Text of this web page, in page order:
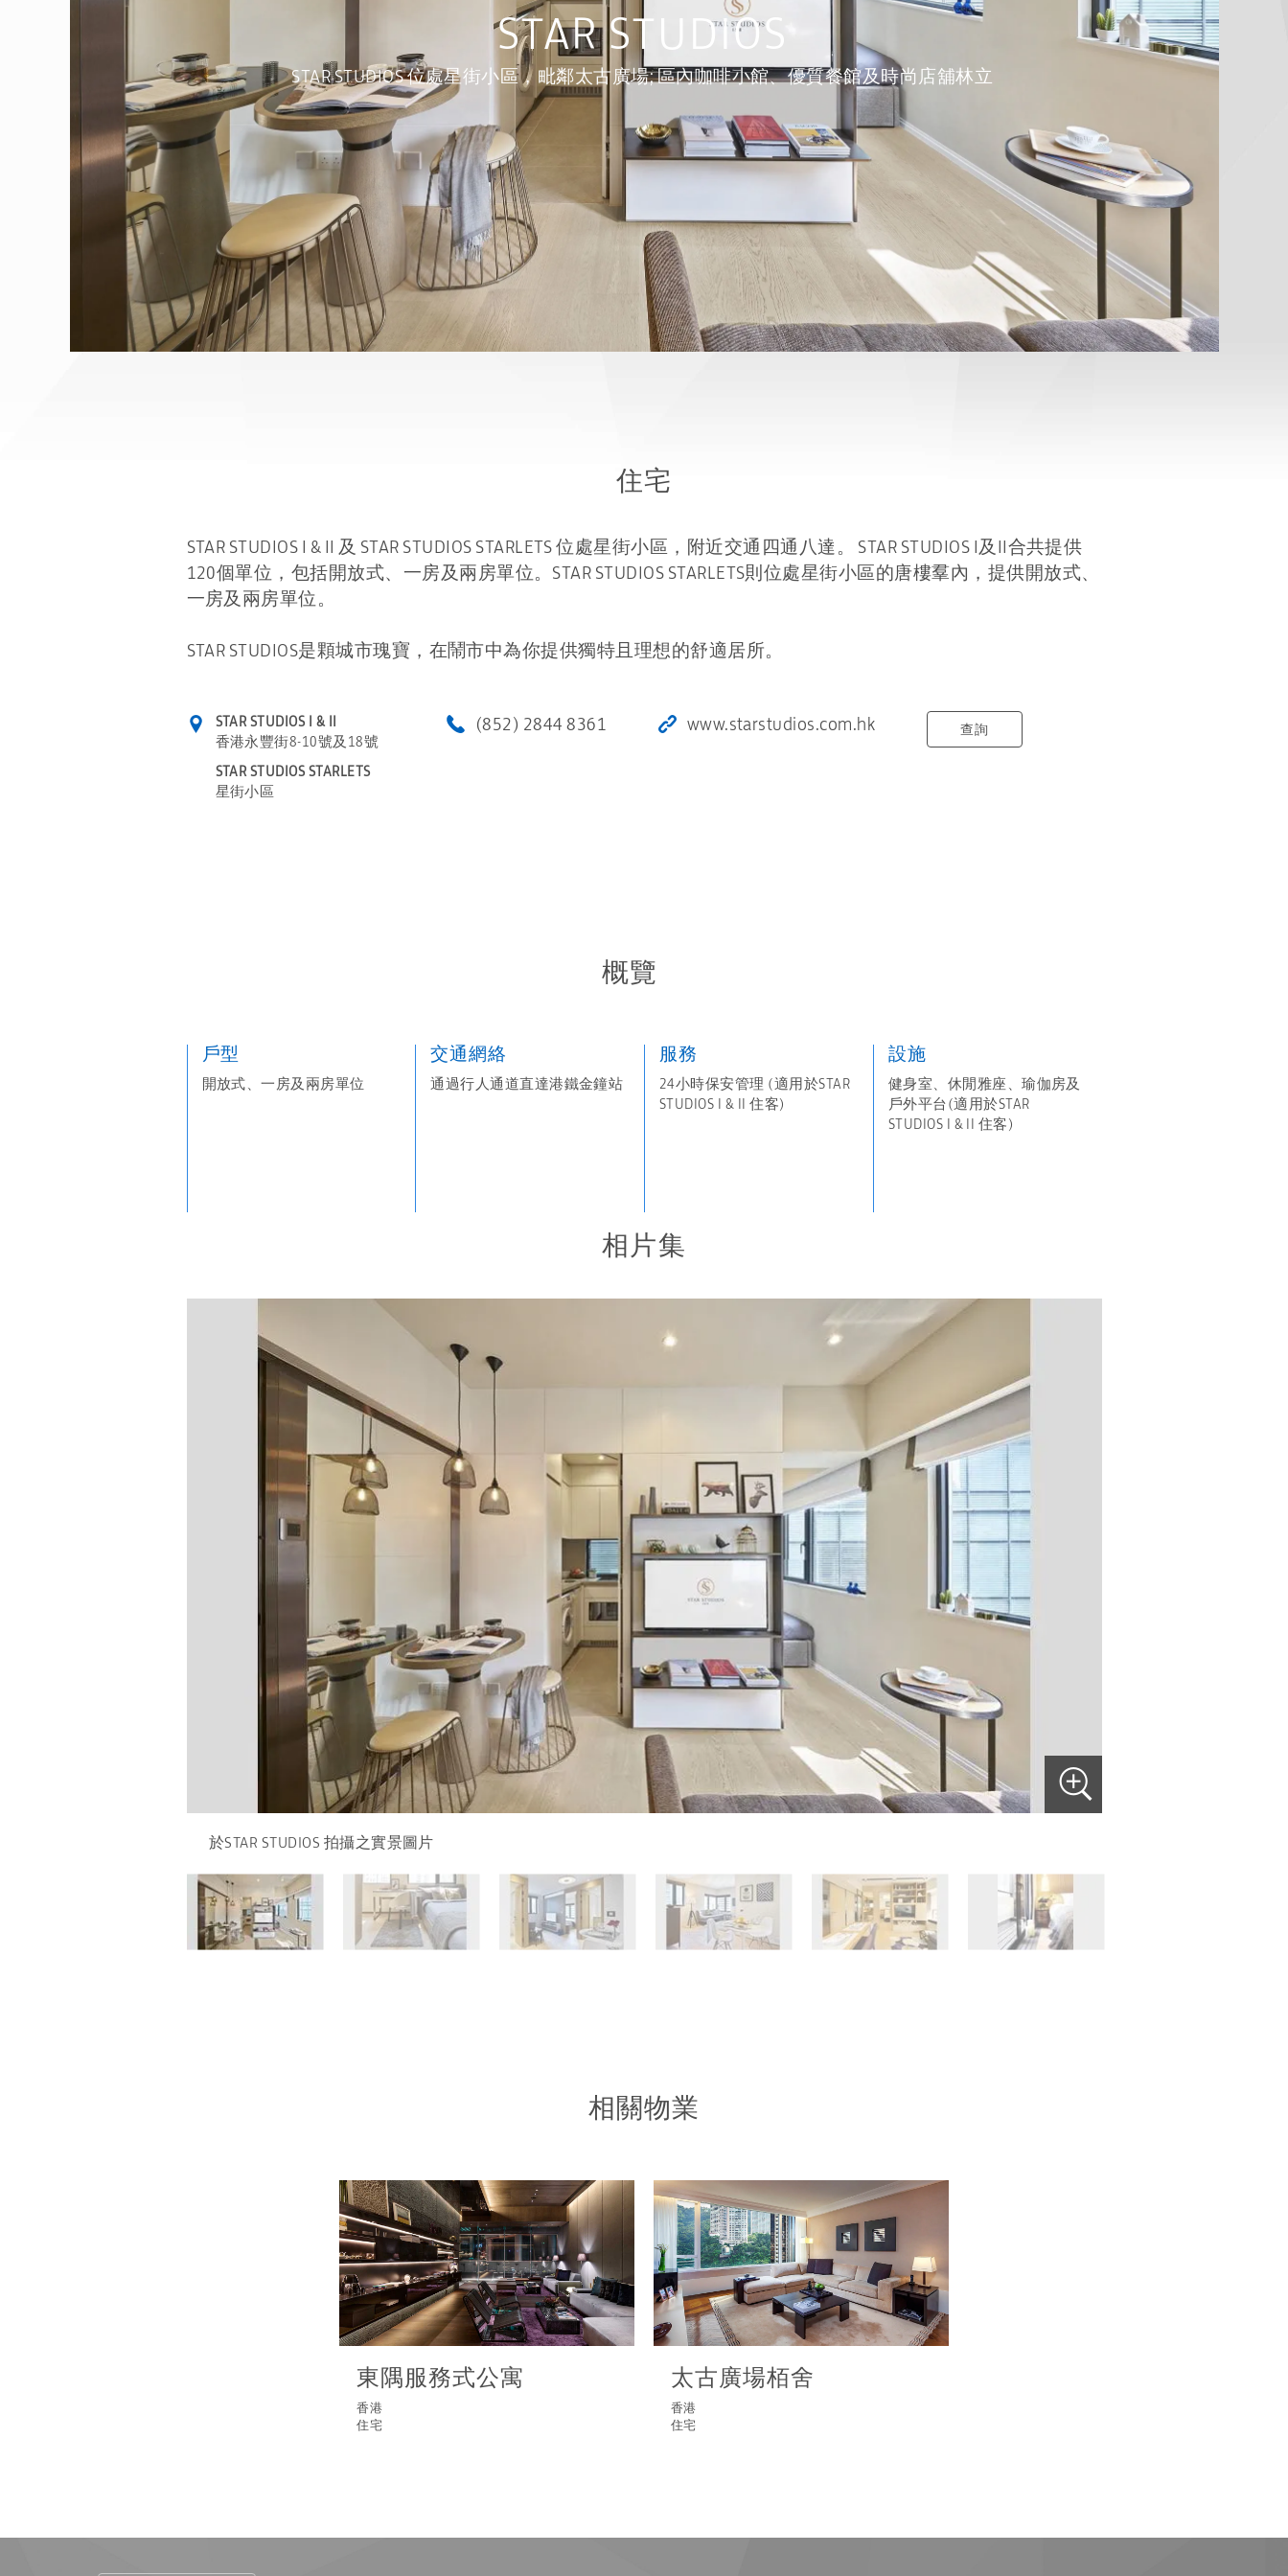
STAR STUDIOS
STAR STUDIOS 位處星街小區，毗鄰太古廣場; 區內咖啡小館、優質餐館及時尚店舖林立
住宅
STAR STUDIOS I & II 及 STAR STUDIOS STARLETS 位處星街小區，附近交通四通八達。 STAR STUDIOS I及II合共提供
120個單位，包括開放式、一房及兩房單位。STAR STUDIOS STARLETS則位處星街小區的唐樓羣內，提供開放式、
一房及兩房單位。
STAR STUDIOS是顆城市瑰寶，在鬧市中為你提供獨特且理想的舒適居所。
STAR STUDIOS I & II
香港永豐街8-10號及18號
STAR STUDIOS STARLETS
星街小區
(852) 2844 8361 www.starstudios.com.hk 查詢
概覽
戶型
開放式、一房及兩房單位
交通網絡
通過行人通道直達港鐵金鐘站
服務
24小時保安管理 (適用於STAR
STUDIOS I & II 住客)
設施
健身室、休閒雅座、瑜伽房及
戶外平台(適用於STAR
STUDIOS I & II 住客)
相片集
於STAR STUDIOS 拍攝之實景圖片
相關物業
東隅服務式公寓
香港
住宅
太古廣場栢舍
香港
住宅